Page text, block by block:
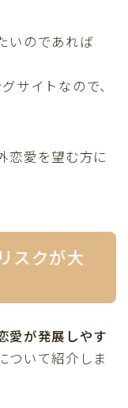
いのであれば
サイトなので、
恋愛を望む方に
スクが大
愛が発展しやす
ついて紹介しま